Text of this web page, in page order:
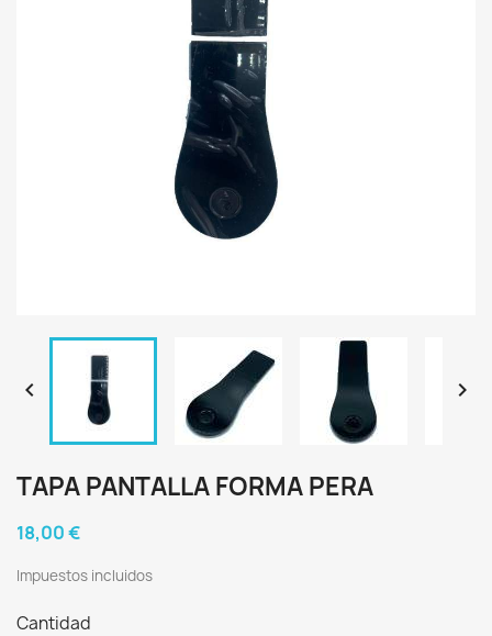
 
TAPA PANTALLA FORMA PERA
18,00 €
Impuestos incluidos
Cantidad